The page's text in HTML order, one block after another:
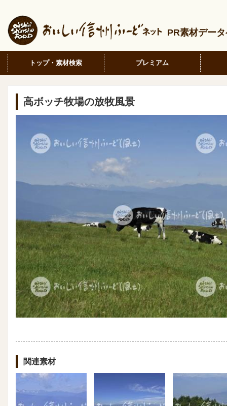
PR素材デー
トップ・素材検索 プレミアム
高ボッチ牧場の放牧風景
関連素材